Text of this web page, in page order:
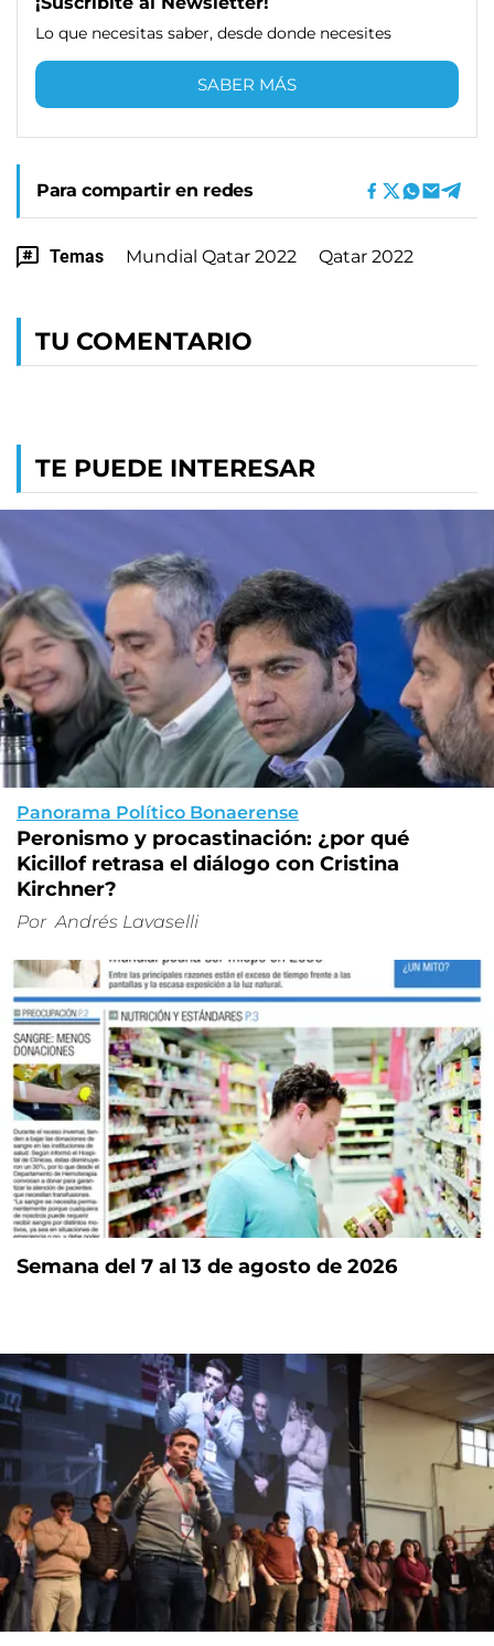
Lo que necesitas saber, desde donde necesites
SABER MÁS
Para compartir en redes
Temas Mundial Qatar 2022 Qatar 2022
TU COMENTARIO
TE PUEDE INTERESAR
Panorama Político Bonaerense
Peronismo y procastinación: ¿por qué
Kicillof retrasa el diálogo con Cristina
Kirchner?
Por Andrés Lavaselli
Semana del 7 al 13 de agosto de 2026